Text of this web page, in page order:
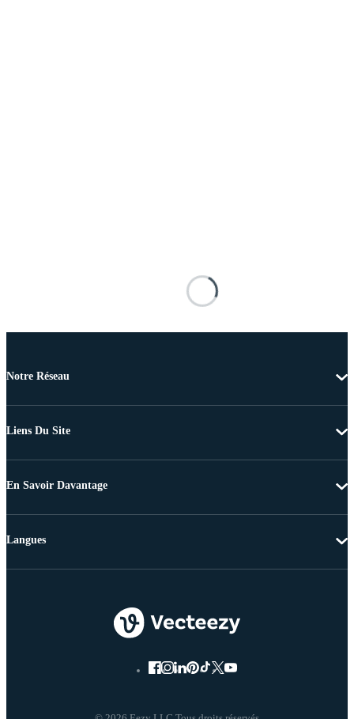
Notre Réseau
Liens Du Site
En Savoir Davantage
Langues